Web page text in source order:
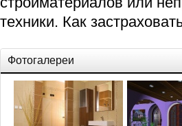
техники. Как
Фотогалереи